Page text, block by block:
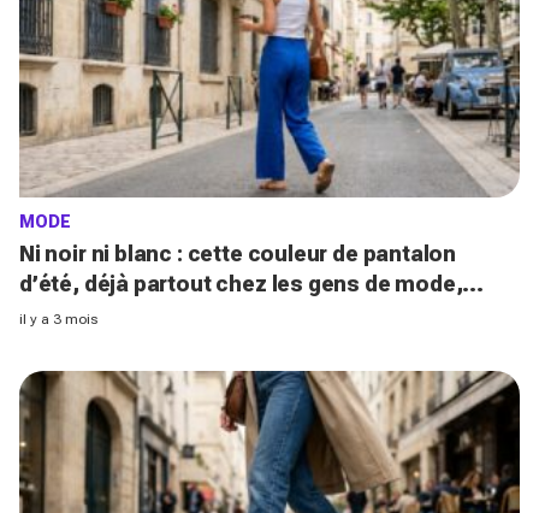
MODE
Ni noir ni blanc : cette couleur de pantalon
d’été, déjà partout chez les gens de mode,
remplace vos basiques plus vite que prévu
il y a 3 mois